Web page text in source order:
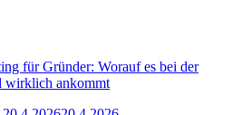
für Gründer: Worauf es bei der
wirklich ankommt